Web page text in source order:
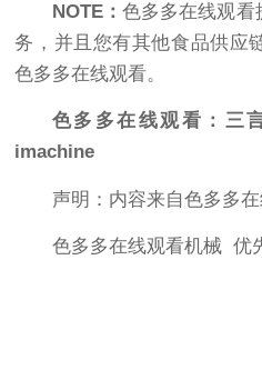
NOTE：色多多在线观看
务，并且您有其他食品供应
色多多在线观看。
色多多在线观看：三
imachine
声明：内容来自色多多
色多多在线观看机械 优